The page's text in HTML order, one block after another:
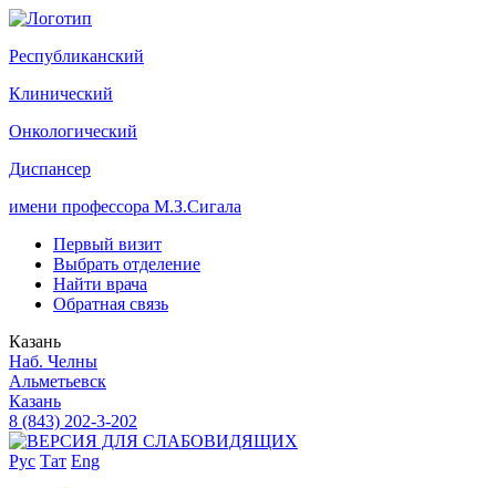
Республиканский
Клинический
Онкологический
Диспансер
имени профессора М.З.Сигала
Первый визит
Выбрать отделение
Найти врача
Обратная связь
Казань
Наб. Челны
Альметьевск
Казань
8 (843) 202-3-202
Рус Тат Eng